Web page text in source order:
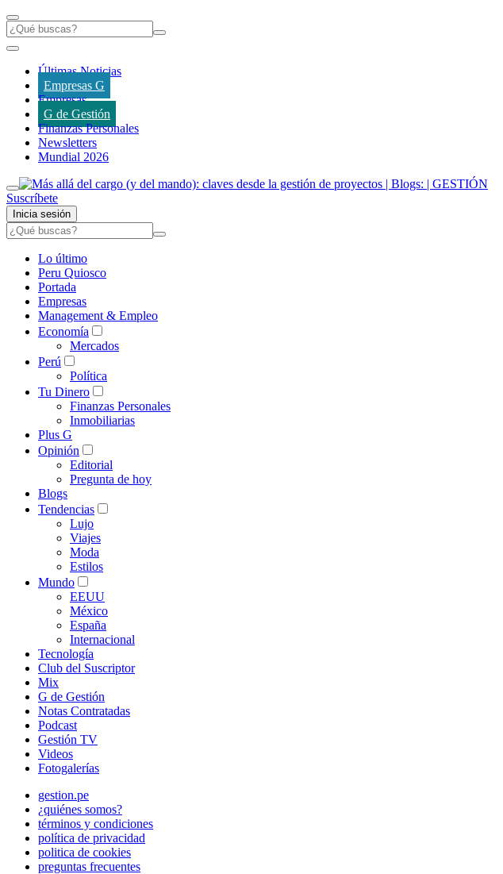
Últimas Noticias
Empresas G
Empresas
G de Gestión
Finanzas Personales
Newsletters
Mundial 2026
Suscríbete
Inicia sesión
Lo último
Peru Quiosco
Portada
Empresas
Management & Empleo
Economía
Mercados
Perú
Política
Tu Dinero
Finanzas Personales
Inmobiliarias
Plus G
Opinión
Editorial
Pregunta de hoy
Blogs
Tendencias
Lujo
Viajes
Moda
Estilos
Mundo
EEUU
México
España
Internacional
Tecnología
Club del Suscriptor
Mix
G de Gestión
Notas Contratadas
Podcast
Gestión TV
Videos
Fotogalerías
gestion.pe
¿quiénes somos?
términos y condiciones
política de privacidad
politica de cookies
preguntas frecuentes